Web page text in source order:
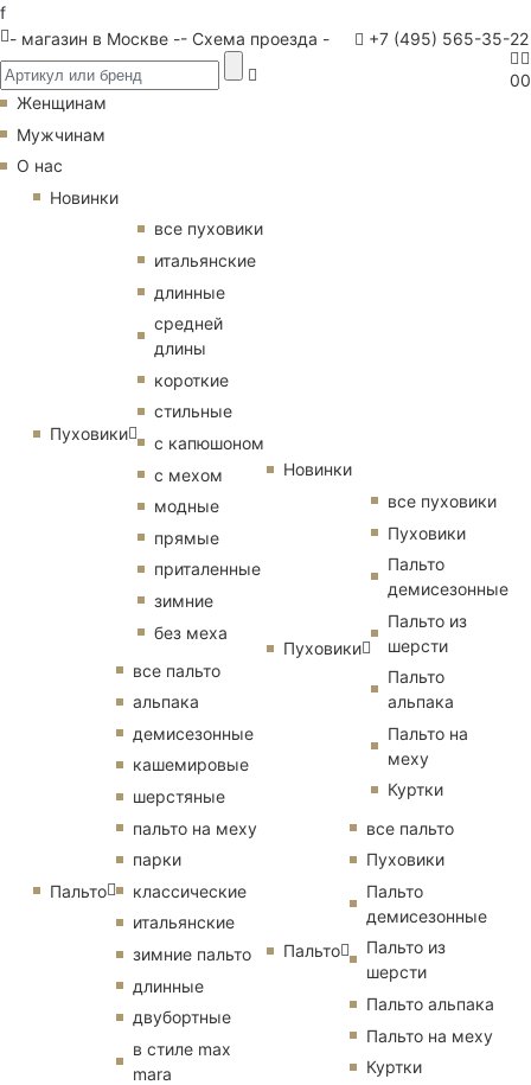
f
- магазин в Москве -- Схема проезда - +7 (495) 565-35-22
00
Женщинам
Мужчинам
О нас
Новинки
Пуховики
все пуховики
итальянские
длинные
средней
длины
короткие
стильные
с капюшоном
с мехом
модные
прямые
приталенные
зимние
без меха
Пальто
все пальто
альпака
демисезонные
кашемировые
шерстяные
пальто на меху
парки
классические
итальянские
зимние пальто
длинные
двубортные
в стиле max
mara
Новинки
Пуховики
все пуховики
Пуховики
Пальто
демисезонные
Пальто из
шерсти
Пальто
альпака
Пальто на
меху
Куртки
Пальто
все пальто
Пуховики
Пальто
демисезонные
Пальто из
шерсти
Пальто альпака
Пальто на меху
Куртки